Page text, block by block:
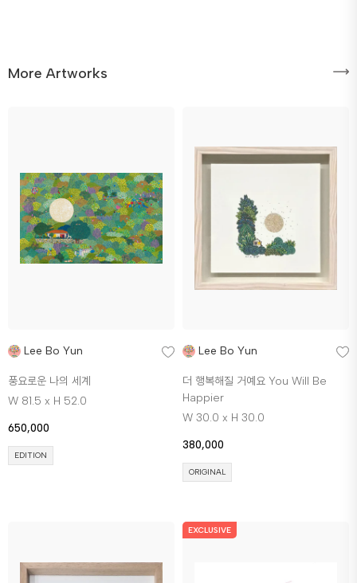
More Artworks
Lee Bo Yun
풍요로운 나의 세계
W 81.5 x H 52.0
650,000
EDITION
Lee Bo Yun
더 행복해질 거예요 You Will Be
Happier
W 30.0 x H 30.0
380,000
ORIGINAL
EXCLUSIVE